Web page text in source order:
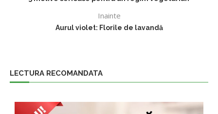
Inainte
Aurul violet: Florile de lavandă
LECTURA RECOMANDATA